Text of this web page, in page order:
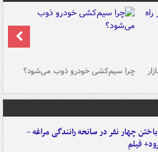
چرا سیم‌کشی خودرو ذوب می‌شود؟
چهار نفر در سانحه رانندگی مراغه -
فیلم